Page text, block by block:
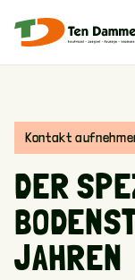
Kontakt
DER
JAHREN